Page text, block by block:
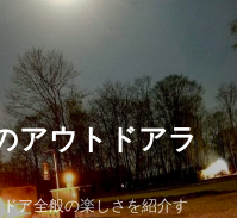
アウトドアラ
ア全般の楽しさを紹介す